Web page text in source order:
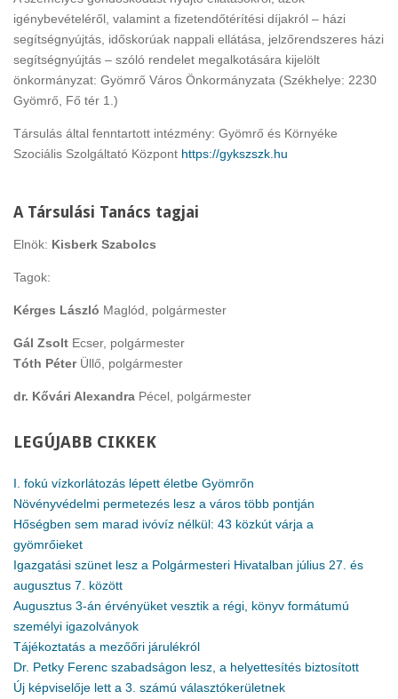
igénybevételéről, valamint a fizetendőtérítési díjakról – házi
segítségnyújtás, időskorúak nappali ellátása, jelzőrendszeres házi
segítségnyújtás – szóló rendelet megalkotására kijelölt
önkormányzat: Gyömrő Város Önkormányzata (Székhelye: 2230
Gyömrő, Fő tér 1.)
Társulás által fenntartott intézmény: Gyömrő és Környéke
Szociális Szolgáltató Központ https://gykszszk.hu
A Társulási Tanács tagjai
Elnök: Kisberk Szabolcs
Tagok:
Kérges László Maglód, polgármester
Gál Zsolt Ecser, polgármester
Tóth PéterÜllő, polgármester
dr. Kővári Alexandra Pécel, polgármester
LEGÚJABB CIKKEK
I. fokú vízkorlátozás lépett életbe Gyömrőn
Növényvédelmi permetezés lesz a város több pontján
Hőségben sem marad ivóvíz nélkül: 43 közkút várja a
gyömrőieket
Igazgatási szünet lesz a Polgármesteri Hivatalban július 27. és
augusztus 7. között
Augusztus 3-án érvényüket vesztik a régi, könyv formátumú
személyi igazolványok
Tájékoztatás a mezőőri járulékról
Dr. Petky Ferenc szabadságon lesz, a helyettesítés biztosított
Új képviselője lett a 3. számú választókerületnek